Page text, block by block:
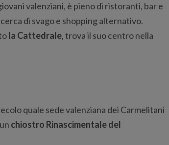
valenziani, è pieno di ristoranti, bar e
di svago e shopping alternativo.
la Cattedrale, trova il suo centro nella
quale sede valenziana dei Carmelitani
chiostro Rinascimentale del